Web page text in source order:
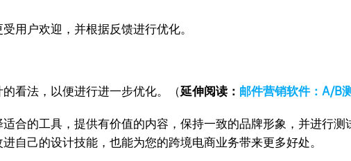
用户欢迎，并根据反馈进行优化。
看法，以便进行进一步优化。（延伸阅读： 邮件营销软件：A/B
适合的工具，提供有价值的内容，保持一致的品牌形象，并进行
自己的设计技能，也能为您的跨境电商业务带来更多好处。